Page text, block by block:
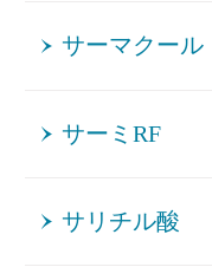
サーマクール
サーミRF
サリチル酸